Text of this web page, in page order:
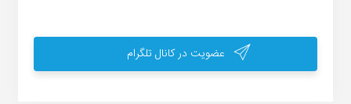
عضویت در کانال تلگرام